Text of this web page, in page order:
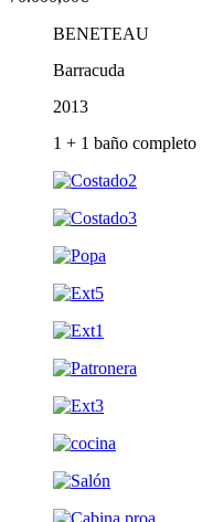
BENETEAU
Barracuda
2013
1 + 1 baño completo